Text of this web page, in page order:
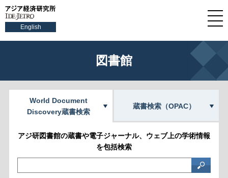
English
図書館
World Document
Discovery蔵書検索
蔵書検索（OPAC）
アジ研図書館の蔵書や電子ジャーナル、ウェブ上の学術情報
を包括検索